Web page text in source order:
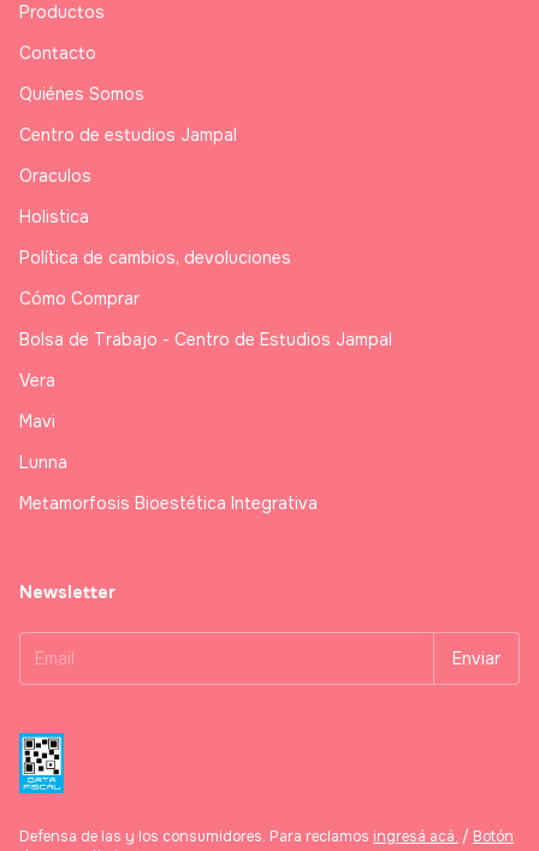
Productos
Contacto
Quiénes Somos
Centro de estudios Jampal
Oraculos
Holistica
Política de cambios, devoluciones
Cómo Comprar
Bolsa de Trabajo - Centro de Estudios Jampal
Vera
Mavi
Lunna
Metamorfosis Bioestética Integrativa
Newsletter
Defensa de las y los consumidores. Para reclamos ingresá acá. / Botón